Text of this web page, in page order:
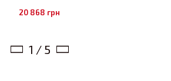
20 868 грн
1 / 5